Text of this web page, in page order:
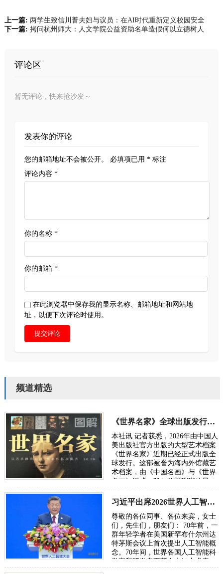
上一篇: 两学生致信川普夫妇与议员：在AI时代重新定义校园安全
下一篇: 拷问杭州师大：人文学院公益资助名单造假何以立德树人
评论区
暂无评论，快来抢沙发～
发表你的评论
您的邮箱地址不会被公开。 必填项已用 *标注
评论内容 *
你的名称 *
你的邮箱 *
在此浏览器中保存我的显示名称、邮箱地址和网站地
址，以便下次评论时使用。
提交评论
频道精选
《世界名家》全球出版发行刘浩锋艺术作品被评“时代良心”
本社讯 记者获悉，2026年由中国人
美出版社官方出版的大型艺术档案
《世界名家》近期已经正式出版全
球发行。这部被誉为海内外馆藏艺
术档案，由《中国名画》与《世界
名画》组成，犹如两颗璀璨的星
耀又浑然…
习近平出席2026世界人工智能大会呼吁携手构建公正合理的全球人工智能治理体系
尊敬的各位同事、各位来宾，女士
们，先生们，朋友们： 70年前，一
群年轻学者在美国新罕布什尔州达
特茅斯会议上首次提出人工智能概
念。70年间，世界各国人工智能科
学家和研发者不断在未知中求索、